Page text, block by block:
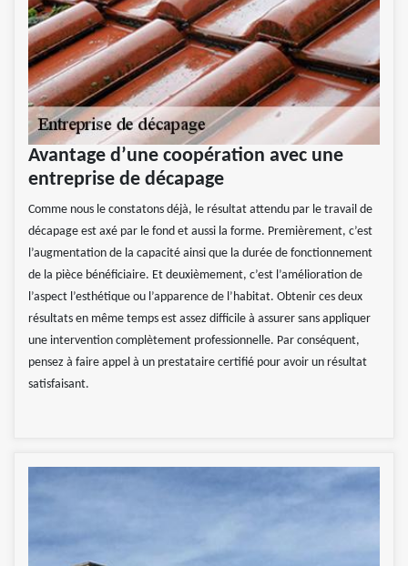
Avantage d’une coopération avec une
entreprise de décapage
Comme nous le constatons déjà, le résultat attendu par le travail de
décapage est axé par le fond et aussi la forme. Premièrement, c’est
l’augmentation de la capacité ainsi que la durée de fonctionnement
de la pièce bénéficiaire. Et deuxièmement, c’est l’amélioration de
l’aspect l’esthétique ou l’apparence de l’habitat. Obtenir ces deux
résultats en même temps est assez difficile à assurer sans appliquer
une intervention complètement professionnelle. Par conséquent,
pensez à faire appel à un prestataire certifié pour avoir un résultat
satisfaisant.